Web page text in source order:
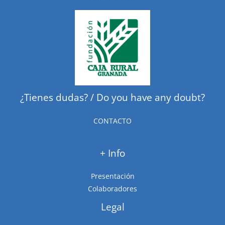
¿Tienes dudas? / Do you have any doubt?
CONTACTO
+ Info
Presentación
Colaboradores
Legal